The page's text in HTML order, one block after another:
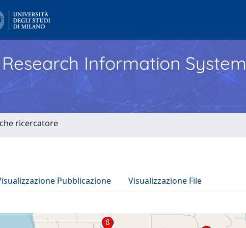
Information System
ricercatore
Pubblicazione Visualizzazione File